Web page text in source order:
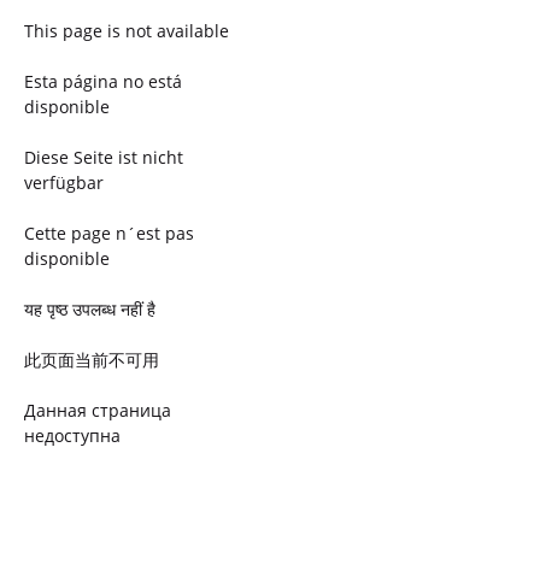
This page is not available
Esta página no está
disponible
Diese Seite ist nicht
verfügbar
Cette page n´est pas
disponible
यह पृष्ठ उपलब्ध नहीं है
此页面当前不可用
Данная страница
недоступна